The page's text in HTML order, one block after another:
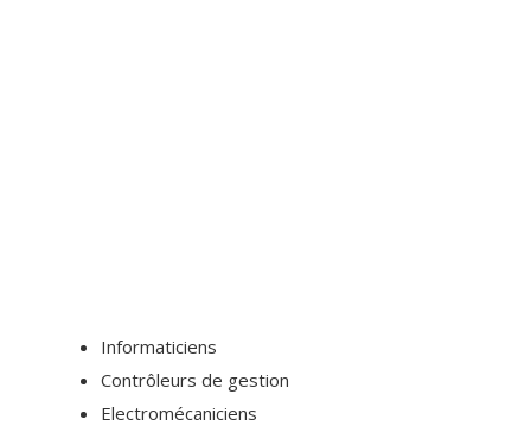
Informaticiens
Contrôleurs de gestion
Electromécaniciens